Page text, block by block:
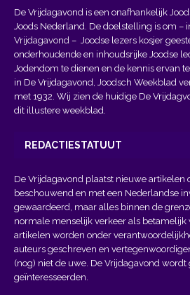
De Vrijdagavond is een onafhankelijk
Joods Nederland. De doelstelling is om –
Vrijdagavond – Joodse lezers kosjer
onderhoudende en inhoudsrijke Joodse
Jodendom te dienen en de kennis ervan
in De Vrijdagavond, Joodsch Weekblad
met 1932. Wij zien de huidige De
dit illustere weekblad.
REDACTIESTATUUT
De Vrijdagavond plaatst nieuwe artikelen
beschouwend en met een Nederlandse
gewaardeerd, maar alles binnen de
normale menselijk verkeer als
artikelen worden onder
auteurs geschreven en
(nog) niet de uwe. De Vrijdagavond wordt
geïnteresseerden.